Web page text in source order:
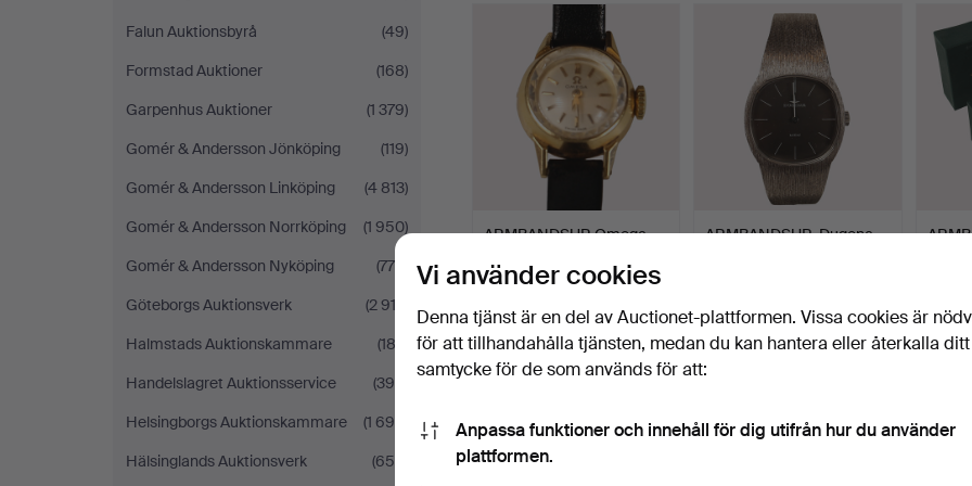
Falun Auktionsbyrå
(49)
Formstad Auktioner
(168)
Garpenhus Auktioner
(1 379)
Gomér & Andersson Jönköping
(119)
Gomér & Andersson Linköping
(4 813)
Gomér & Andersson Norrköping
(1 950)
Gomér & Andersson Nyköping
(776)
Göteborgs Auktionsverk
(2 912)
Halmstads Auktionskammare
(183)
Handelslagret Auktionsservice
(390)
Helsingborgs Auktionskammare
(1 698)
Hälsinglands Auktionsverk
(650)
ARMBANDSUR Omega,
Klubbades 5 jul 2026
328 USD
ARMBANDSUR, Dugena,
290 USD 370
Vi använder cookies
Denna tjänst är en del av Auctionet-plattformen. Vissa cookies är
för att tillhandahålla tjänsten, medan du kan hantera eller återkalla ditt
samtycke för de som används för att:
Anpassa funktioner och innehåll för dig utifrån hur du använder
plattformen.